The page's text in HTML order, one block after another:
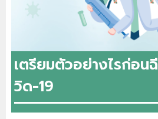
เตรียมตัวอย่างไรก่อน
วิด-19